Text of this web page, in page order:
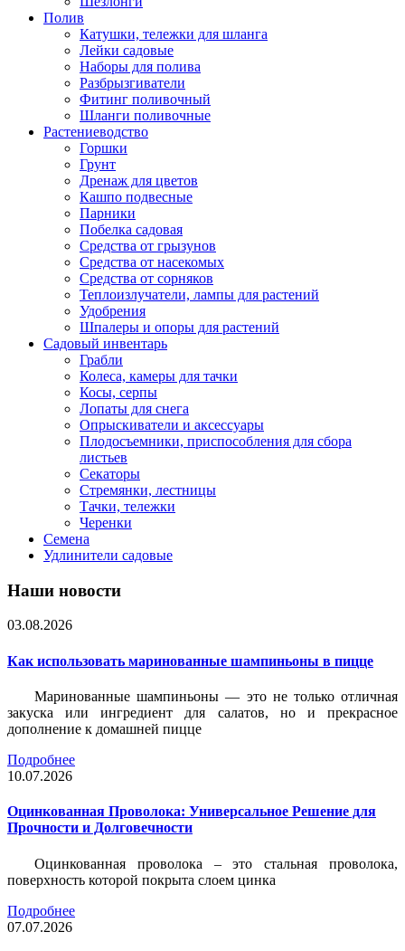
Полив
Катушки, тележки для шланга
Лейки садовые
Наборы для полива
Разбрызгиватели
Фитинг поливочный
Шланги поливочные
Растениеводство
Горшки
Грунт
Дренаж для цветов
Кашпо подвесные
Парники
Побелка садовая
Средства от грызунов
Средства от насекомых
Средства от сорняков
Теплоизлучатели, лампы для растений
Удобрения
Шпалеры и опоры для растений
Садовый инвентарь
Грабли
Колеса, камеры для тачки
Косы, серпы
Лопаты для снега
Опрыскиватели и аксессуары
Плодосъемники, приспособления для сбора
листьев
Секаторы
Стремянки, лестницы
Тачки, тележки
Черенки
Семена
Удлинители садовые
Наши новости
03.08.2026
Как использовать маринованные шампиньоны в пицце
Маринованные шампиньоны — это не только отличная
закуска или ингредиент для салатов, но и прекрасное
дополнение к домашней пицце
Подробнее
10.07.2026
Оцинкованная Проволока: Универсальное Решение для
Прочности и Долговечности
Оцинкованная проволока – это стальная проволока,
поверхность которой покрыта слоем цинка
Подробнее
07.07.2026